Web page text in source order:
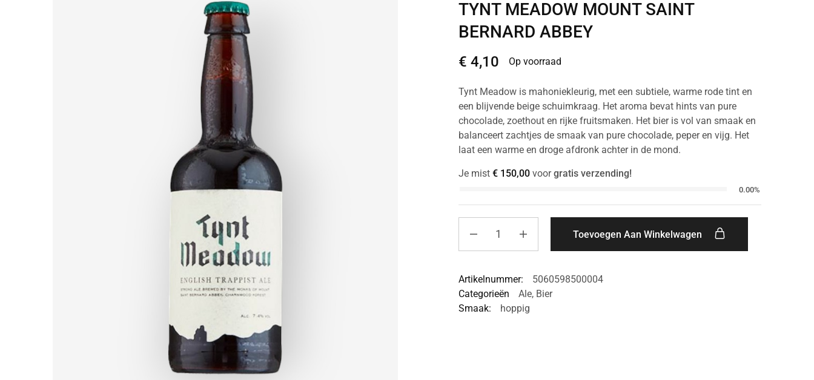
TYNT MEADOW MOUNT SAINT
BERNARD ABBEY
€ 4,10 Op voorraad
Tynt Meadow is mahoniekleurig, met een subtiele, warme rode tint en
een blijvende beige schuimkraag. Het aroma bevat hints van pure
chocolade, zoethout en rijke fruitsmaken. Het bier is vol van smaak en
balanceert zachtjes de smaak van pure chocolade, peper en vijg. Het
laat een warme en droge afdronk achter in de mond.
Je mist €150,00voorgratis verzending!
0.00%
Toevoegen Aan Winkelwagen
Artikelnummer:
5060598500004
Categorieën
Ale, Bier
Smaak:
hoppig